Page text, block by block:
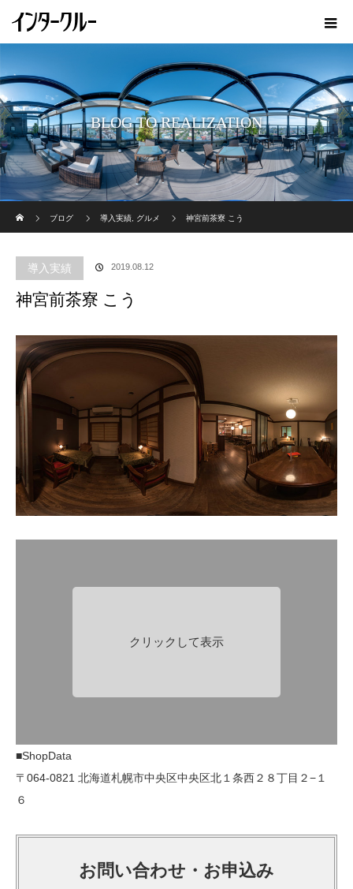
BLOG TO REALIZATION
ブログ
導入実績 グルメ 神宮前茶寮 こう
導入実績 2019.08.12
神宮前茶寮 こう
クリックして表示
■ShopData
〒064-0821 北海道札幌市中央区中央区北１条西２８丁目２−１
６
お問い合わせ・お申込み